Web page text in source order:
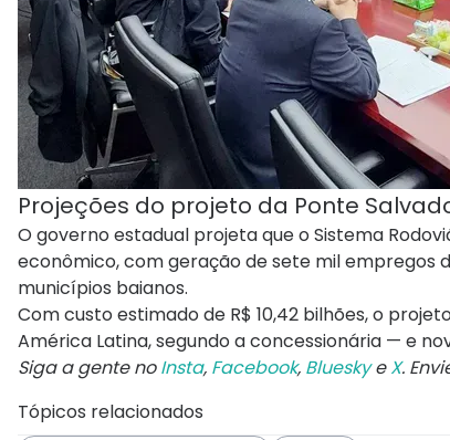
Projeções do projeto da Ponte
O governo estadual projeta que o Sistema
econômico, com geração de sete mil empregos
municípios baianos.
Com custo estimado de R$ 10,42 bilhões, o
América Latina, segundo a concessionária — e
Siga a gente noInsta, Facebook, BlueskyeX.
Tópicos relacionados